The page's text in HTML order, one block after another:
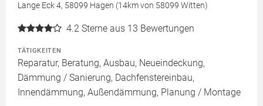
Lange Eck 4, 58099 Hagen (14km von 58099 Witten)
4.2 Sterne aus 13 Bewertungen
TÄTIGKEITEN
Reparatur, Beratung, Ausbau, Neueindeckung,
Dämmung / Sanierung, Dachfenstereinbau,
Innendämmung, Außendämmung, Planung / Montage